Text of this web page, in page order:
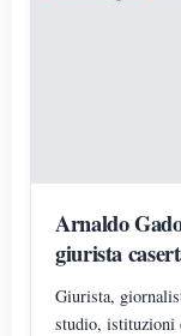
Arnaldo
giurista
impegno civile
Giurista,
studio, istituzioni